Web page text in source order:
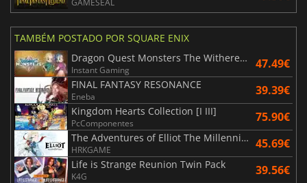
GAMESEAL
TAMBÉM POSTADO POR SQUARE ENIX
Dragon Quest Monsters The Withered World
Instant Gaming 47.49€
FINAL FANTASY RESONANCE
Eneba 39.39€
Kingdom Hearts Collection [I III]
PcComponentes 75.90€
The Adventures of Elliot The Millennium Tales
HRKGAME 45.69€
Life is Strange Reunion Twin Pack
K4G 39.56€